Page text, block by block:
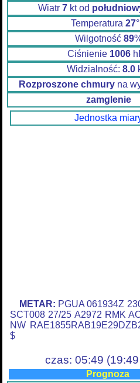
Wiatr 7kt od
Temperatura 27
Wilgotność 89
Ciśnienie 1006
Widzialność: 8.0
Rozproszone chmuryna
zamglenie
Jednostka
METAR: PGUA 061934Z
SCT008 27/25 A2972 RMK
NW
$
czas: 05:49
Prognoza